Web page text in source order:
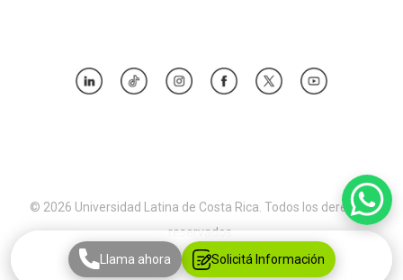
Solicitá Información
Llama ahora
© 2026 Universidad Latina de Costa Rica. Todos los derechos
reservados.